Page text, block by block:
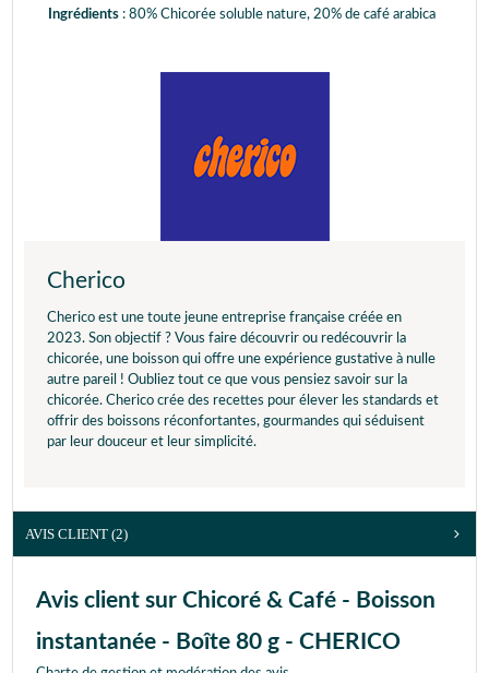
Ingrédients : 80% Chicorée soluble nature, 20% de café arabica
Cherico
Cherico est une toute jeune entreprise française créée en
2023. Son objectif ? Vous faire découvrir ou redécouvrir la
chicorée, une boisson qui offre une expérience gustative à nulle
autre pareil ! Oubliez tout ce que vous pensiez savoir sur la
chicorée. Cherico crée des recettes pour élever les standards et
offrir des boissons réconfortantes, gourmandes qui séduisent
par leur douceur et leur simplicité.
AVIS CLIENT (2)
Avis client sur Chicoré & Café - Boisson
instantanée - Boîte 80 g - CHERICO